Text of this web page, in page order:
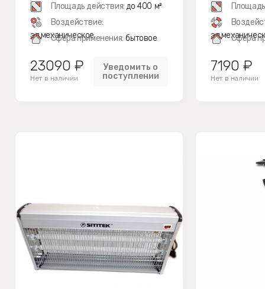
Площадь действия: до 400 м²
Воздействие:
эл.механическое
Сфера применения: бытовое
23090 ₽
Нет в наличии
Уведомить о
поступлении
Сфера
7190 ₽
Нет в наличии